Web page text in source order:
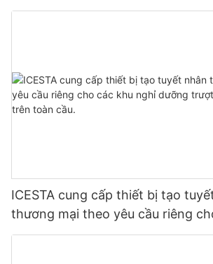
nghiệp ICESTA.
ICESTA cung cấp thiết bị tạo
thương mại theo yêu cầu riêng
dưỡng trượt tuyết trong nhà trên